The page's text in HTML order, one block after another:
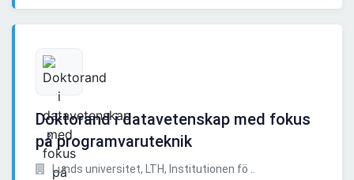
Doktorand i datavetenskap med fokus
på programvaruteknik
Lunds universitet, LTH, Institutionen fö ..